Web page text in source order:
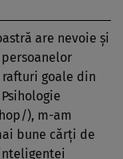
are nevoie şi
rafturi goale din
), m-am
bune cărţi de